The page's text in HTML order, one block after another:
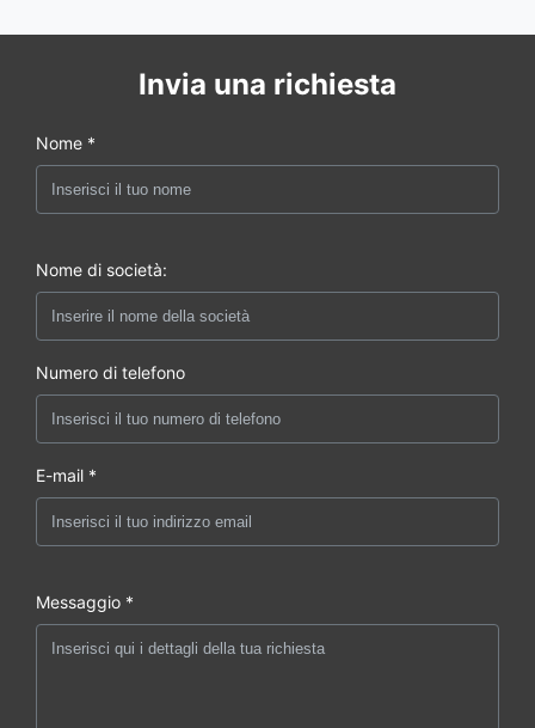
Invia una richiesta
Nome *
Nome di società:
Numero di telefono
E-mail *
Messaggio *